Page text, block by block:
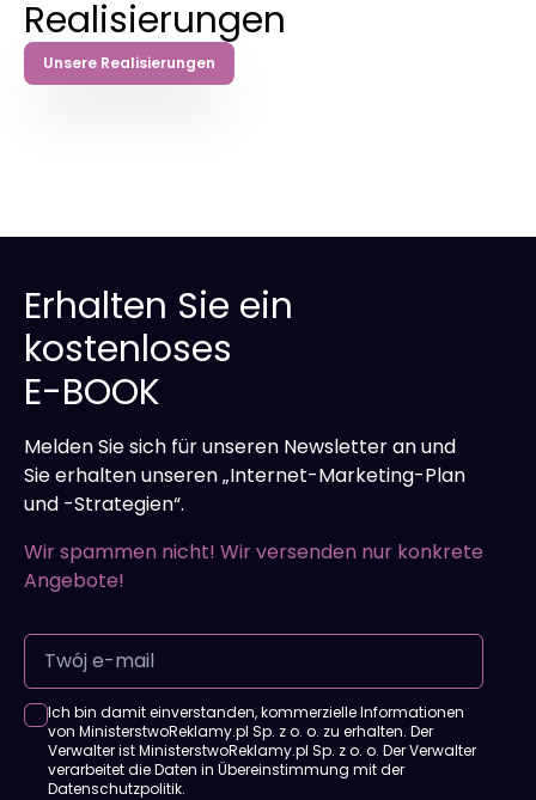
Ihre Website läuft rund um die Uhr stabil, und
wir überwachen laufend alle Parameter, um
einen kontinuierlichen Betrieb unabhängig von
Realisierungen
Unsere Realisierungen
Erhalten Sie ein
kostenloses
E-BOOK
Melden Sie sich für unseren Newsletter an und
Sie erhalten unseren „Internet-Marketing-Plan
und -Strategien“.
Wir spammen nicht! Wir versenden nur konkrete
Angebote!
Ich bin damit einverstanden, kommerzielle Informationen
von MinisterstwoReklamy.pl Sp. z o. o. zu erhalten. Der
Verwalter ist MinisterstwoReklamy.pl Sp. z o. o. Der Verwalter
verarbeitet die Daten in Übereinstimmung mit der
Datenschutzpolitik.